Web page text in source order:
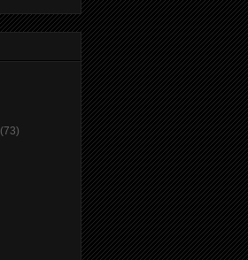
(73)